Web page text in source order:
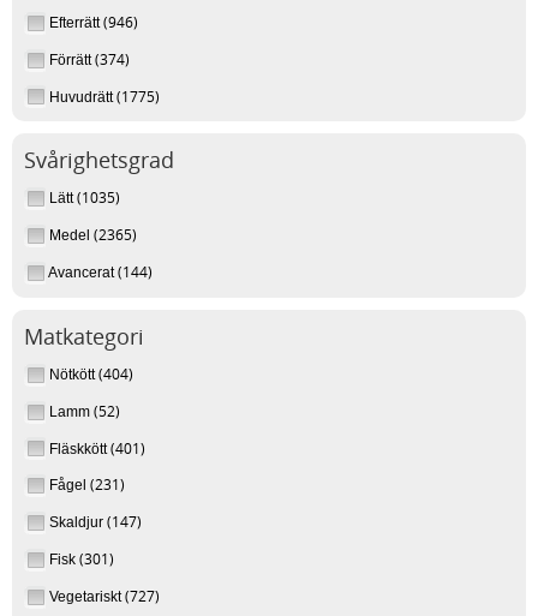
Efterrätt(946)
Förrätt(374)
Huvudrätt(1775)
Svårighetsgrad
Lätt(1035)
Medel (2365)
Avancerat(144)
Matkategori
Nötkött(404)
Lamm (52)
Fläskkött(401)
Fågel (231)
Skaldjur (147)
Fisk (301)
Vegetariskt(727)